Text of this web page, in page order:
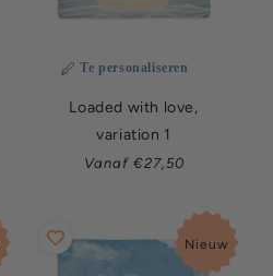
Te personaliseren
Loaded with love,
variation 1
Normale
Vanaf €27,50
Nieuw